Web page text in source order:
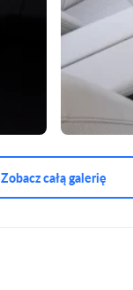
Zobacz całą galerię